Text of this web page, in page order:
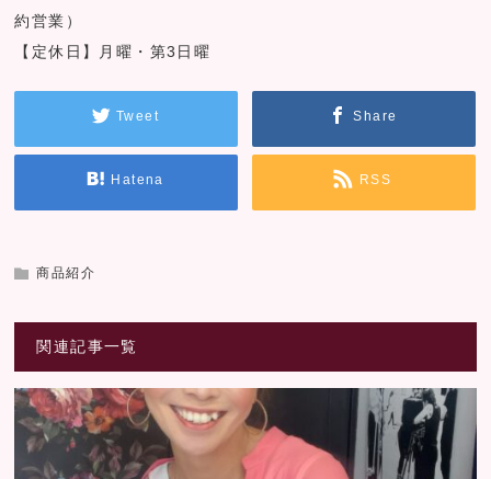
約営業）
【定休日】月曜・第3日曜
Tweet Share
Hatena RSS
商品紹介
関連記事一覧